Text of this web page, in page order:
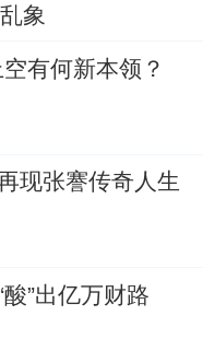
象
空有何新本领？
现张謇传奇人生
”出亿万财路